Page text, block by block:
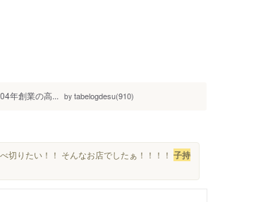
年創業の高... by tabelogdesu(910)
切りたい！！ そんなお店でしたぁ！！！！ 子持